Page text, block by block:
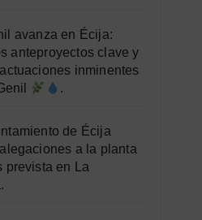
avanza en Écija:
anteproyectos clave y
inminentes
.
de Écija
a la planta
prevista en La